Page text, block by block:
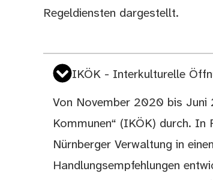
Regeldiensten dargestellt.
IKÖK - Interkulturelle
Von November 2020 bis Juni
Kommunen“ (IKÖK) durch.
Nürnberger Verwaltung in
Handlungsempfehlungen